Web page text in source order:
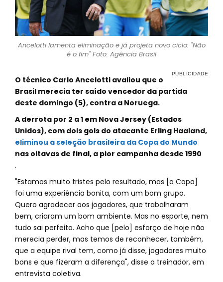
Ancelotti lamenta eliminação e já projeta novo ciclo: "Não
é o fim" Foto: Agência Brasil
O técnico Carlo Ancelotti avaliou que o
Brasil merecia ter saído vencedor da partida
deste domingo (5), contra a Noruega.
A derrota por 2 a 1 em Nova Jersey (Estados
Unidos), com dois gols do atacante Erling Haaland,
eliminou a seleção brasileira da Copa do Mundo
nas oitavas de final, a pior campanha desde 1990
.
"Estamos muito tristes pelo resultado, mas [a Copa]
foi uma experiência bonita, com um bom grupo.
Quero agradecer aos jogadores, que trabalharam
bem, criaram um bom ambiente. Mas no esporte, nem
tudo sai perfeito. Acho que [pelo] esforço de hoje não
merecia perder, mas temos de reconhecer, também,
que a equipe rival tem, como já disse, jogadores muito
bons e que fizeram a diferença", disse o treinador, em
entrevista coletiva.